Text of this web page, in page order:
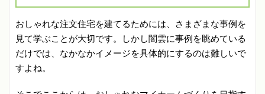
おしゃれな注文住宅を建てるためには、さまざまな事例を
見て学ぶことが大切です。しかし闇雲に事例を眺めている
だけでは、なかなかイメージを具体的にするのは難しいで
すよね。